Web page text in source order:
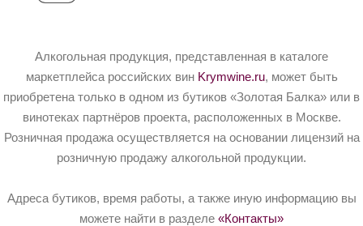
Алкогольная продукция, представленная в каталоге
маркетплейса российских вин Krymwine.ru, может быть
приобретена только в одном из бутиков «Золотая Балка» или в
винотеках партнёров проекта, расположенных в Москве.
Розничная продажа осуществляется на основании лицензий на
розничную продажу алкогольной продукции.
Адреса бутиков, время работы, а также иную информацию вы
можете найти в разделе «Контакты»